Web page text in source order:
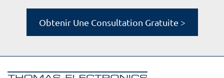
Obtenir Une Consultation Gratuite >